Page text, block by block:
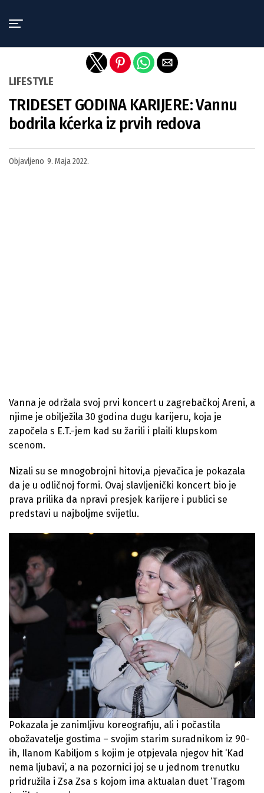
LIFESTYLE
TRIDESET GODINA KARIJERE: Vannu
bodrila kćerka iz prvih redova
Objavljeno 9. Maja 2022.
Vanna je održala svoj prvi koncert u zagrebačkoj Areni, a
njime je obilježila 30 godina dugu karijeru, koja je
započela s E.T.-jem kad su žarili i plaili klupskom
scenom.
Nizali su se mnogobrojni hitovi,a pjevačica je pokazala
da je u odličnoj formi. Ovaj slavljenički koncert bio je
prava prilika da npravi presjek karijere i publici se
predstavi u najboljme svijetlu.
Pokazala je zanimljivu koreografiju, ali i počastila
obožavatelje gostima – svojim starim suradnikom iz 90-
ih, Ilanom Kabiljom s kojim je otpjevala njegov hit ‘Kad
nema ljubavi’, a na pozornici joj se u jednom trenutku
pridružila i Zsa Zsa s kojom ima aktualan duet ‘Tragom